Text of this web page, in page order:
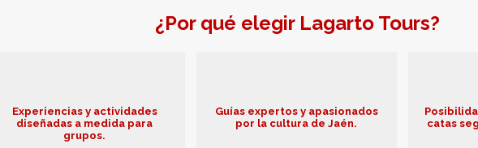
¿Por qué elegir Lagarto Tours?
Experiencias y actividades
diseñadas a medida para
grupos.
Guías expertos y apasionados
por la cultura de Jaén.
catas